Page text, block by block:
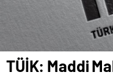
TÜİK: Maddi